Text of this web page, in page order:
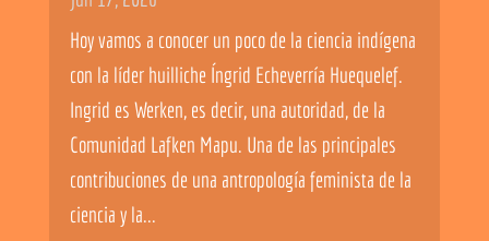
Hoy vamos a conocer un poco de la ciencia indígena
con la líder huilliche Íngrid Echeverría Huequelef.
Ingrid es Werken, es decir, una autoridad, de la
Comunidad Lafken Mapu. Una de las principales
contribuciones de una antropología feminista de la
ciencia y la...